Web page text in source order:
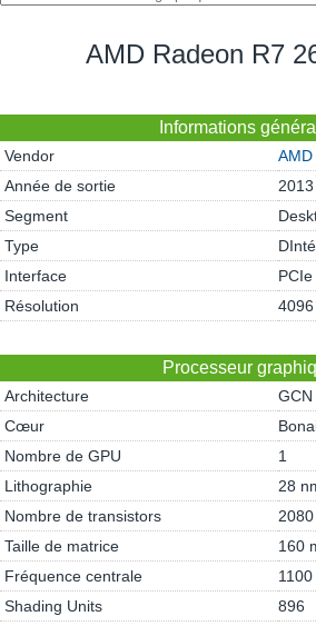
AMD Radeon R7
Informations
Vendor
AMD
Année de sortie
2013
Segment
Type
Interface
Résolution
Processeur
Architecture
GCN
Cœur
Nombre de GPU
1
Lithographie
28
Nombre de transistors
Taille de matrice
160
Fréquence centrale
Shading Units
896